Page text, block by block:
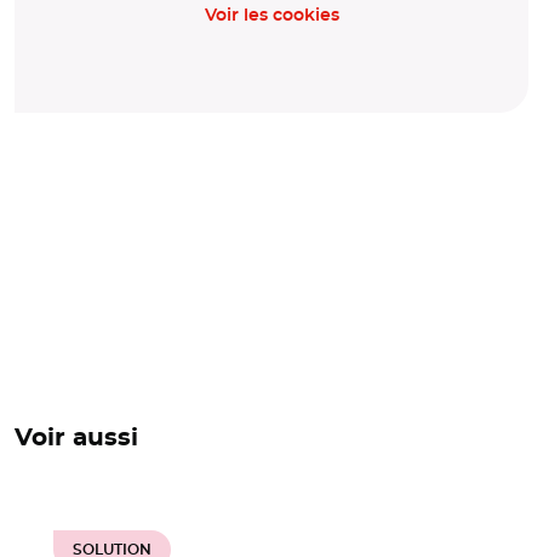
Voir les cookies
Voir aussi
SOLUTION